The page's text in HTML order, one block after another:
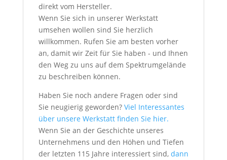
direkt vom Hersteller.
Wenn Sie sich in unserer Werkstatt
umsehen wollen sind Sie herzlich
willkommen. Rufen Sie am besten vorher
an, damit wir Zeit für Sie haben - und Ihnen
den Weg zu uns auf dem Spektrumgelände
zu beschreiben können.
Haben Sie noch andere Fragen oder sind
Sie neugierig geworden?Viel Interessantes
über unsere Werkstatt finden Sie hier.
Wenn Sie an der Geschichte unseres
Unternehmens und den Höhen und Tiefen
der letzten 115 Jahre interessiert sind, dann